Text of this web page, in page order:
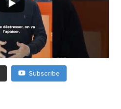
Subscribe